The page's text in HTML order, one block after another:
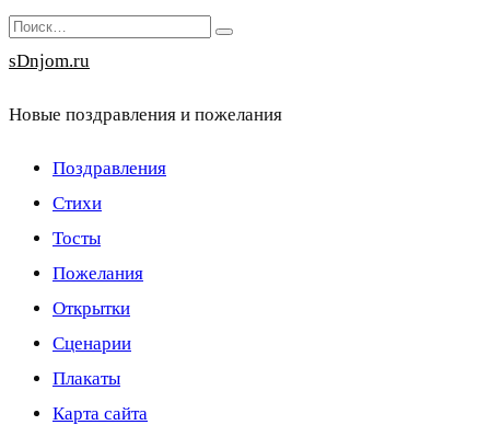
Перейти
к
Search
for:
sDnjom.ru
Новые поздравления и пожелания
Поздравления
Стихи
Тосты
Пожелания
Открытки
Сценарии
Плакаты
Карта сайта